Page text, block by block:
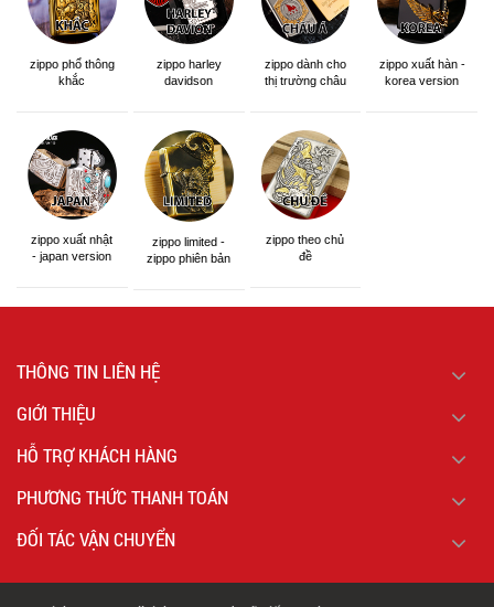
zippo phổ thông
khắc
zippo harley
davidson
zippo dành cho
thị trường châu
zippo xuất hàn -
korea version
zippo xuất nhật
- japan version
zippo limited -
zippo phiên bản
zippo theo chủ
đề
THÔNG TIN LIÊN HỆ
GIỚI THIỆU
HỖ TRỢ KHÁCH HÀNG
PHƯƠNG THỨC THANH TOÁN
ĐỐI TÁC VẬN CHUYỂN